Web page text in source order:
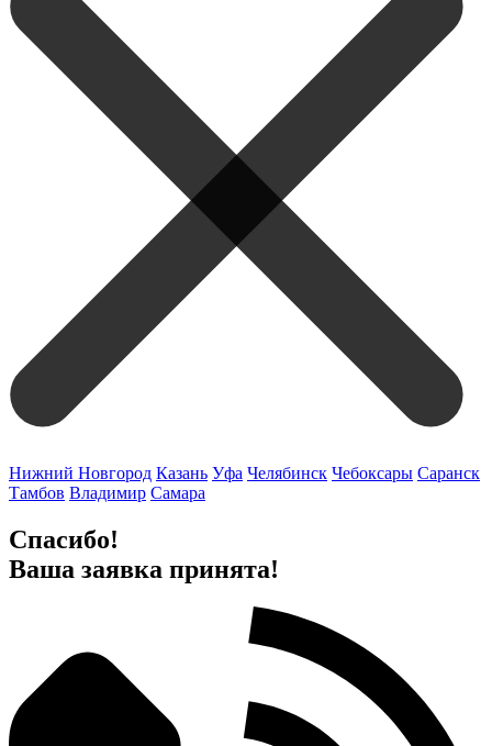
Нижний Новгород Казань Уфа Челябинск Чебоксары Саранск
Тамбов Владимир Самара
Спасибо!
Ваша заявка принята!